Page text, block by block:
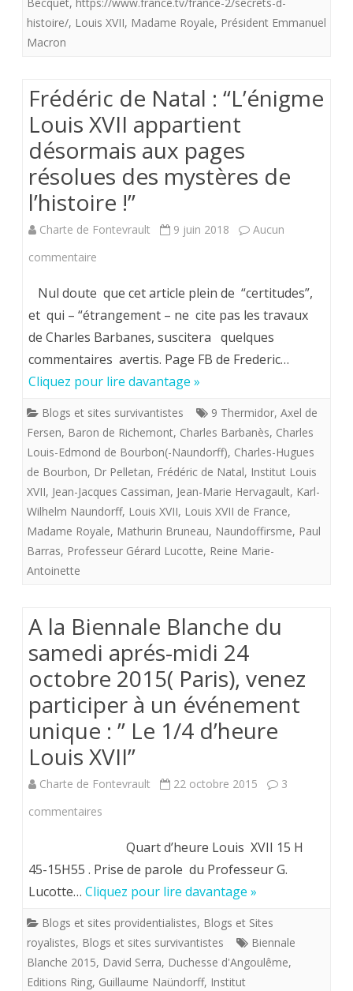
France
Royale
et
Louis
XVII,
2018
Becquet, https://www.france.tv/france-2/secrets-d-
histoire/, Louis XVII, Madame Royale, Président Emmanuel
Macron
Frédéric de Natal : “L’énigme
Louis XVII appartient
désormais aux pages
résolues des mystères de
l’histoire !”
Charte de Fontevrault 9 juin 2018
Aucun
commentaire
de
Natal
XVII
appartient
désormais
aux
mystères
l’histoire
!”
Nul doute que cet article plein de “certitudes”,
et qui – “étrangement – ne cite pas les travaux
de Charles Barbanes, suscitera quelques
commentaires avertis. Page FB de Frederic…
Cliquez pour lire davantage »
Blogs et sites survivantistes 9 Thermidor, Axel de
Fersen, Baron de Richemont, Charles Barbanès, Charles
Louis-Edmond de Bourbon(-Naundorff), Charles-Hugues
de Bourbon, Dr Pelletan, Frédéric de Natal, Institut Louis
XVII, Jean-Jacques Cassiman, Jean-Marie Hervagault, Karl-
Wilhelm Naundorff, Louis XVII, Louis XVII de France,
Madame Royale, Mathurin Bruneau, Naundoffirsme, Paul
Barras, Professeur Gérard Lucotte, Reine Marie-
Antoinette
A la Biennale Blanche du
samedi aprés-midi 24
octobre 2015( Paris), venez
participer à un événement
unique : ” Le 1/4 d’heure
Louis XVII”
Charte de Fontevrault 22 octobre 2015
3
commentaires
la
Biennale
Blanche
du
samedi
Quart d’heure Louis XVII 15 H
45-15H55 . Prise de parole du Professeur G.
Lucotte… Cliquez pour lire davantage »
Blogs et sites providentialistes, Blogs et Sites
royalistes, Blogs et sites survivantistes
Biennale
Blanche 2015, David Serra, Duchesse d'Angoulême,
Editions Ring, Guillaume Naündorff, Institut